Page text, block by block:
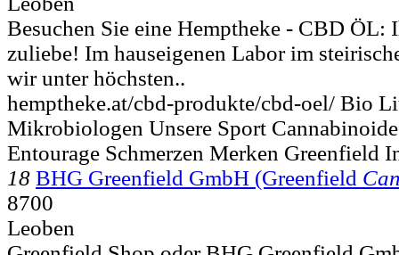
Besuchen Sie eine Hemptheke - CBD ÖL:
zuliebe! Im hauseigenen Labor im
wir unter höchsten..
hemptheke.at/cbd-produkte/cbd-oel/ Bio
Mikrobiologen Unsere Sport
Entourage Schmerzen Merken Greenfield
18 BHG Greenfield GmbH (Greenfield
8700
Leoben